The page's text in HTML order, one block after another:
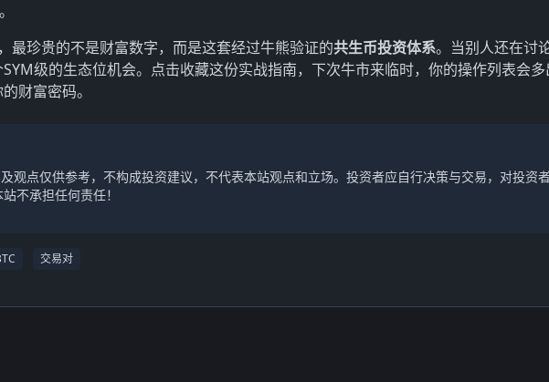
最珍贵的不是财富数字，而是这套经过牛熊验证的共生币投资体系。当别人还在讨
级的生态位机会。点击收藏这份实战指南，下次牛市来临时，你的操作列表会多
财富密码。
观点仅供参考，不构成投资建议，不代表本站观点和立场。投资者应自行决策与交易，对投资
不承担任何责任！
交易对